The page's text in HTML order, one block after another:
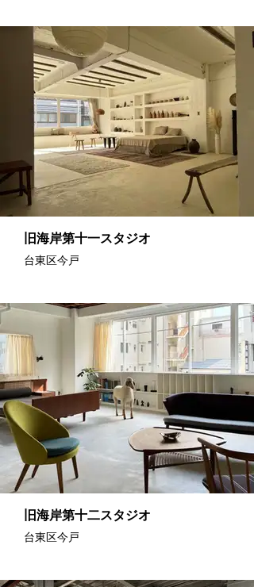
旧海岸第十一スタジオ
台東区今戸
旧海岸第十二スタジオ
台東区今戸